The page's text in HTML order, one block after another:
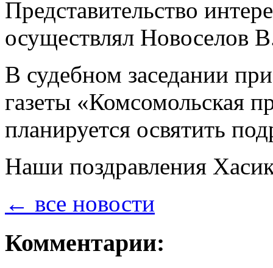
Представительство
осуществлял Новоселов
В судебном заседании
газеты «Комсомольская
планируется освятить
Наши поздравления
← все новости
Комментарии: